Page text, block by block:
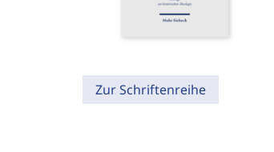
Zur Schriftenreihe